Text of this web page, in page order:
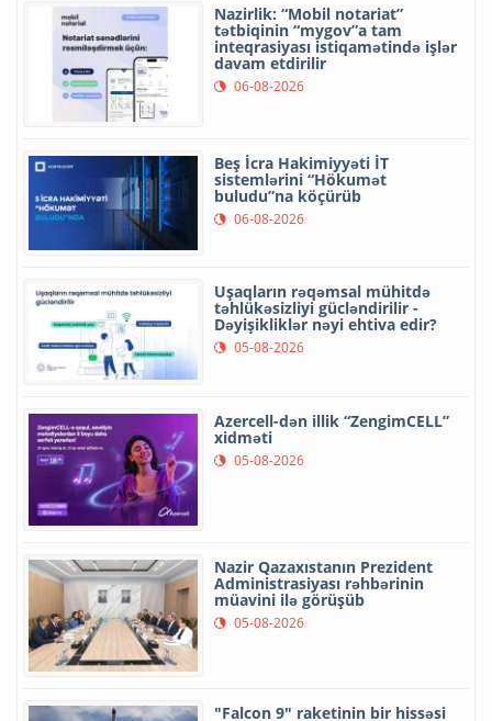
Nazirlik: “Mobil notariat”
tətbiqinin “mygov”a tam
inteqrasiyası istiqamətində işlər
davam etdirilir
06-08-2026
Beş İcra Hakimiyyəti İT
sistemlərini “Hökumət
buludu”na köçürüb
06-08-2026
Uşaqların rəqəmsal mühitdə
təhlükəsizliyi gücləndirilir -
Dəyişikliklər nəyi ehtiva edir?
05-08-2026
Azercell-dən illik “ZengimCELL”
xidməti
05-08-2026
Nazir Qazaxıstanın Prezident
Administrasiyası rəhbərinin
müavini ilə görüşüb
05-08-2026
"Falcon 9" raketinin bir hissəsi